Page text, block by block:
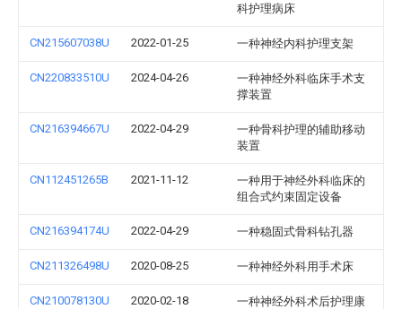
科护理病床
CN215607038U 2022-01-25 一种神经内科护理支架
CN220833510U 2024-04-26
一种神经外科临床手术支
撑装置
CN216394667U 2022-04-29
一种骨科护理的辅助移动
装置
CN112451265B 2021-11-12
一种用于神经外科临床的
组合式约束固定设备
CN216394174U 2022-04-29 一种稳固式骨科钻孔器
CN211326498U 2020-08-25 一种神经外科用手术床
CN210078130U 2020-02-18
一种神经外科术后护理康